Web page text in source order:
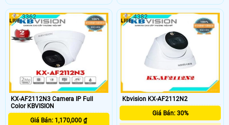
có nghĩa là camera có khả năng tự
động điều chỉnh cài đặt và góc nhìn
dựa trên khoảng cách từ camera
đến vật thể trong tầm nhìn. Camera
Kbvision KM-CDF4903AN3-B hỗ trợ
lưu trữ thông qua thẻ nhớ có dung
lượng tối đa lên đến 256Gb cho
phép bạn lưu trữ một lượng lớn dữ
liệu hình ảnh và video mà không
cần dùng đến các thiết bị lưu trữ bổ
sung
hiệu camera nổi tiếng KBVISION.
Camera Full Color sử dụng đèn led
ánh sáng trắng để giúp camera
cung cấp hình ảnh có màu 24/7
trong mọi điều kiện ánh sáng
KX-AF2112N3 Camera IP Full
Color KBVISION
Giá Bán: 1,170,000 ₫
3362
Kbvision KX-AF2112N2
Giá Bán: 30%
4382